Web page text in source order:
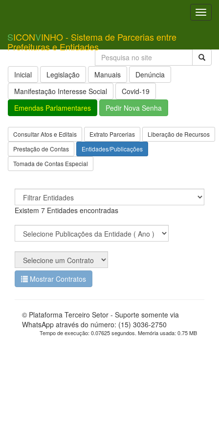
SICONVINHO - Sistema de Parcerias entre
Prefeituras e Entidades
Inicial Legislação Manuais
Denúncia
Manifestação Interesse Social
Covid-19
Emendas Parlamentares
Pedir Nova Senha
Consultar Atos e Editais Extrato Parcerias
Liberação de Recursos
Prestação de Contas
Entidades/Publicações
Tomada de Contas Especial
Existem 7 Entidades encontradas
Mostrar Contratos
© Plataforma Terceiro Setor - Suporte somente via
WhatsApp através do número: (15) 3036-2750
Tempo de execução: 0.07625 segundos. Memória usada: 0.75 MB